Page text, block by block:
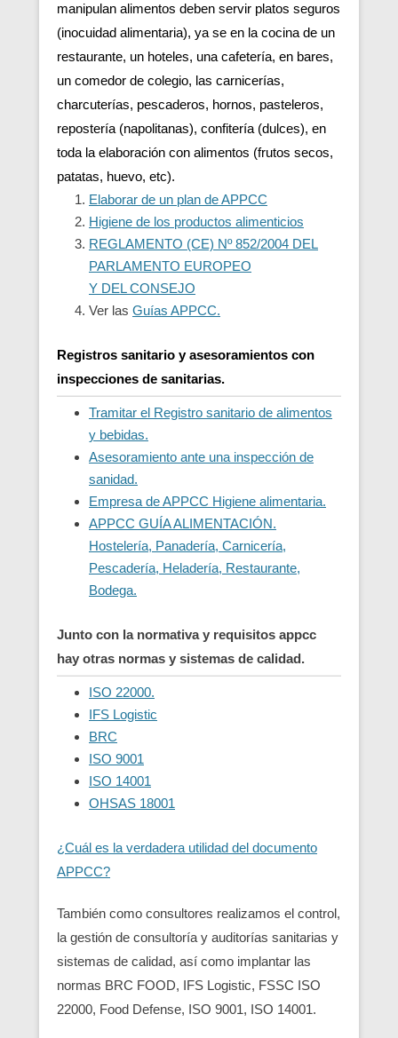
manipulan alimentos deben servir platos seguros
(inocuidad alimentaria), ya se en la cocina de un
restaurante, un hoteles, una cafetería, en bares,
un comedor de colegio, las carnicerías,
charcuterías, pescaderos, hornos, pasteleros,
repostería (napolitanas), confitería (dulces), en
toda la elaboración con alimentos (frutos secos,
patatas, huevo, etc).
Elaborar de un plan de APPCC
Higiene de los productos alimenticios
REGLAMENTO (CE) Nº 852/2004 DEL
PARLAMENTO EUROPEO
Y DEL CONSEJO
Ver las Guías APPCC.
Registros sanitario y asesoramientos con
inspecciones de sanitarias.
Tramitar el Registro sanitario de alimentos
y bebidas.
Asesoramiento ante una inspección de
sanidad.
Empresa de APPCC Higiene alimentaria.
APPCC GUÍA ALIMENTACIÓN.
Hostelería, Panadería, Carnicería,
Pescadería, Heladería, Restaurante,
Bodega.
Junto con la normativa y requisitos appcc
hay otras normas y sistemas de calidad.
ISO 22000.
IFS Logistic
BRC
ISO 9001
ISO 14001
OHSAS 18001
¿Cuál es la verdadera utilidad del documento
APPCC?
También como consultores realizamos el control,
la gestión de consultoría y auditorías sanitarias y
sistemas de calidad, así como implantar las
normas BRC FOOD, IFS Logistic, FSSC ISO
22000, Food Defense, ISO 9001, ISO 14001.